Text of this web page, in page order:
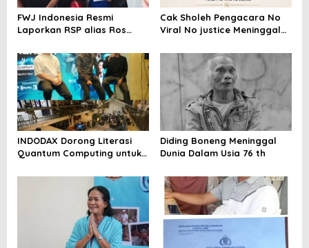
FWJ Indonesia Resmi
Laporkan RSP alias Ros
Cak Sholeh Pengacara No
Viral No justice Meninggal
INDODAX Dorong Literasi
Quantum Computing untuk
Blockchain
Diding Boneng Meninggal
Dunia Dalam Usia 76 th